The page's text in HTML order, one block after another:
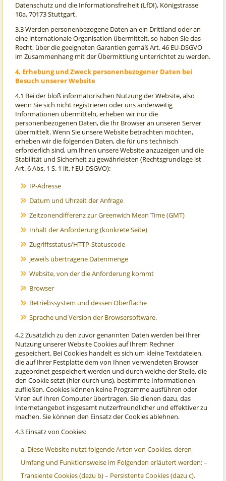
Datenschutz und die Informationsfreiheit (LfDI), Königstrasse
10a, 70173 Stuttgart.
3.3 Werden personenbezogene Daten an ein Drittland oder an
eine internationale Organisation übermittelt, so haben Sie das
Recht, über die geeigneten Garantien gemäß Art. 46 EU-DSGVO
im Zusammenhang mit der Übermittlung unterrichtet zu werden.
4. Erhebung und Zweck personenbezogener Daten bei
Besuch unserer Website
4.1 Bei der bloß informatorischen Nutzung der Website, also
wenn Sie sich nicht registrieren oder uns anderweitig
Informationen übermitteln, erheben wir nur die
personenbezogenen Daten, die Ihr Browser an unseren Server
übermittelt. Wenn Sie unsere Website betrachten möchten,
erheben wir die folgenden Daten, die für uns technisch
erforderlich sind, um Ihnen unsere Website anzuzeigen und die
Stabilität und Sicherheit zu gewährleisten (Rechtsgrundlage ist
Art. 6 Abs. 1 S. 1 lit. f EU-DSGVO):
IP-Adresse
Datum und Uhrzeit der Anfrage
Zeitzonendifferenz zur Greenwich Mean Time (GMT)
Inhalt der Anforderung (konkrete Seite)
Zugriffsstatus/HTTP-Statuscode
jeweils übertragene Datenmenge
Website, von der die Anforderung kommt
Browser
Betriebssystem und dessen Oberfläche
Sprache und Version der Browsersoftware.
4.2 Zusätzlich zu den zuvor genannten Daten werden bei Ihrer
Nutzung unserer Website Cookies auf Ihrem Rechner
gespeichert. Bei Cookies handelt es sich um kleine Textdateien,
die auf Ihrer Festplatte dem von Ihnen verwendeten Browser
zugeordnet gespeichert werden und durch welche der Stelle, die
den Cookie setzt (hier durch uns), bestimmte Informationen
zufließen. Cookies können keine Programme ausführen oder
Viren auf Ihren Computer übertragen. Sie dienen dazu, das
Internetangebot insgesamt nutzerfreundlicher und effektiver zu
machen. Sie können den Einsatz der Cookies ablehnen.
4.3 Einsatz von Cookies:
Diese Website nutzt folgende Arten von Cookies, deren
Umfang und Funktionsweise im Folgenden erläutert werden: –
Transiente Cookies (dazu b) – Persistente Cookies (dazu c).